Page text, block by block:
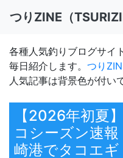
つりZINE（
各種人気釣りブログサイ
毎日紹介します。 つり
人気記事は背景色が付い
【2026年初夏
コシーズン速
崎港でタコエギ